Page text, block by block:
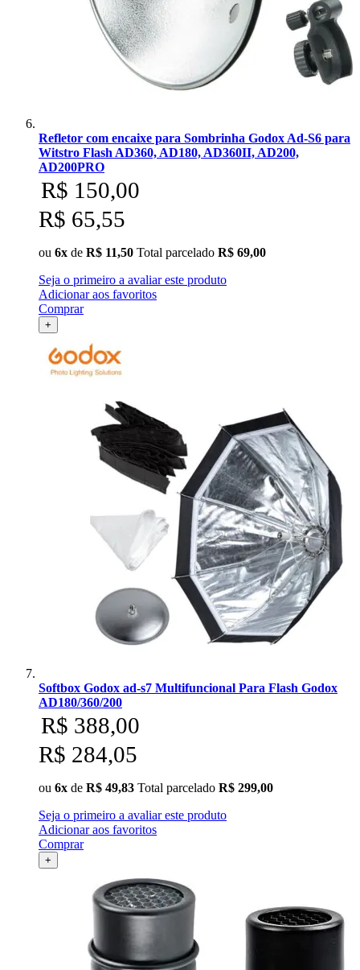
Refletor com encaixe para Sombrinha Godox Ad-S6 para
Witstro Flash AD360, AD180, AD360II, AD200,
AD200PRO
R$ 150,00
R$ 65,55
ou 6x de R$ 11,50 Total parcelado R$ 69,00
Seja o primeiro a avaliar este produto
Adicionar aos favoritos
Comprar
+
Softbox Godox ad-s7 Multifuncional Para Flash Godox
AD180/360/200
R$ 388,00
R$ 284,05
ou 6x de R$ 49,83 Total parcelado R$ 299,00
Seja o primeiro a avaliar este produto
Adicionar aos favoritos
Comprar
+